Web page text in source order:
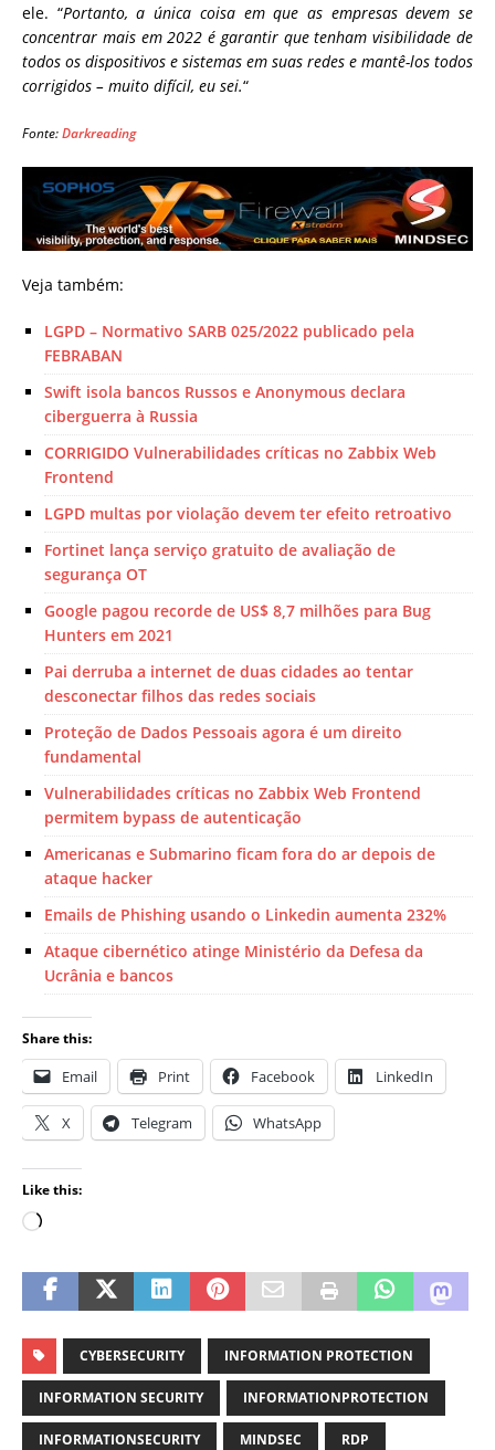
ele. “Portanto, a única coisa em que as empresas devem se
concentrar mais em 2022 é garantir que tenham visibilidade de
todos os dispositivos e sistemas em suas redes e mantê-los todos
corrigidos – muito difícil, eu sei.“
Fonte:Darkreading
Veja também:
LGPD – Normativo ​SARB 025/2022 publicado pela
FEBRABAN
Swift isola bancos Russos e Anonymous declara
ciberguerra à Russia
CORRIGIDO Vulnerabilidades críticas no Zabbix Web
Frontend
LGPD multas por violação devem ter efeito retroativo
Fortinet lança serviço gratuito de avaliação de
segurança OT
Google pagou recorde de US$ 8,7 milhões para Bug
Hunters em 2021
Pai derruba a internet de duas cidades ao tentar
desconectar filhos das redes sociais
Proteção de Dados Pessoais agora é um direito
fundamental
Vulnerabilidades críticas no Zabbix Web Frontend
permitem bypass de autenticação
Americanas e Submarino ficam fora do ar depois de
ataque hacker
Emails de Phishing usando o Linkedin aumenta 232%
Ataque cibernético atinge Ministério da Defesa da
Ucrânia e bancos
Share this:
Email Print Facebook LinkedIn
X Telegram WhatsApp
Like this:
CYBERSECURITY INFORMATION PROTECTION
INFORMATION SECURITY INFORMATIONPROTECTION
INFORMATIONSECURITY MINDSEC RDP